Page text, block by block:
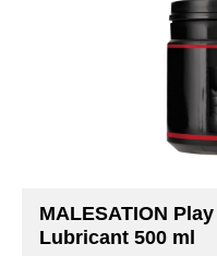
MALESATION
Lubricant 500 ml